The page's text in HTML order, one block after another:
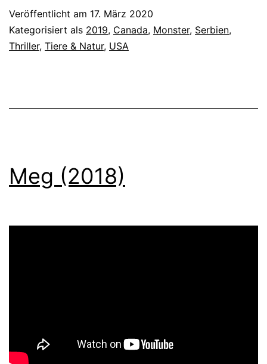
(2019)
Veröffentlicht am 17. März 2020
Kategorisiert als 2019, Canada, Monster, Serbien,
Thriller, Tiere & Natur, USA
Meg (2018)